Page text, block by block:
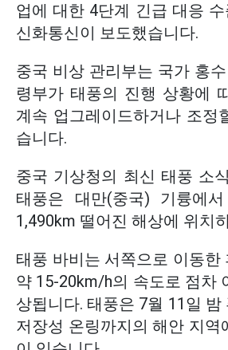
업에 대한 4단계 긴급 대응
신화통신이 보도했습니다.
중국 비상 관리부는 국가 홍
령부가 태풍의 진행 상황에
계속 업그레이드하거나 조정
습니다.
중국 기상청의 최신 태풍 소
태풍은 대만(중국) 기륭에
1,490km 떨어진 해상에 위치
태풍 바비는 서쪽으로 이동한
약 15-20km/h의 속도로 점차
상됩니다. 태풍은 7월 11일 밤
저장성 온링까지의 해안 지역